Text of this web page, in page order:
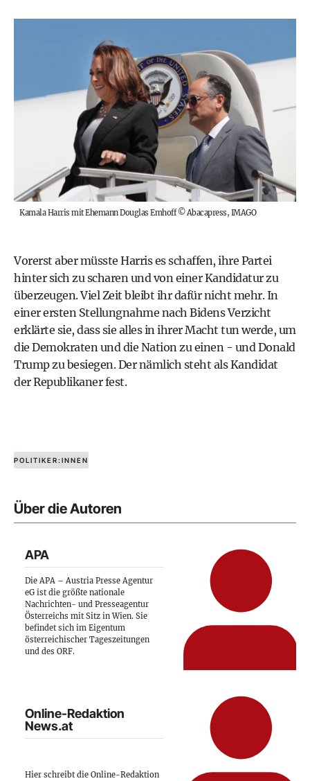
Kamala Harris mit Ehemann Douglas Emhoff©Abacapress, IMAGO
Vorerst aber müsste Harris es schaffen, ihre Partei
hinter sich zu scharen und von einer Kandidatur zu
überzeugen. Viel Zeit bleibt ihr dafür nicht mehr. In
einer ersten Stellungnahme nach Bidens Verzicht
erklärte sie, dass sie alles in ihrer Macht tun werde, um
die Demokraten und die Nation zu einen - und Donald
Trump zu besiegen. Der nämlich steht als Kandidat
der Republikaner fest.
POLITIKER:INNEN
Über die Autoren
APA
Die APA – Austria Presse Agentur
eG ist die größte nationale
Nachrichten- und Presseagentur
Österreichs mit Sitz in Wien. Sie
befindet sich im Eigentum
österreichischer Tageszeitungen
und des ORF.
Online-Redaktion
News.at
Hier schreibt die Online-Redaktion